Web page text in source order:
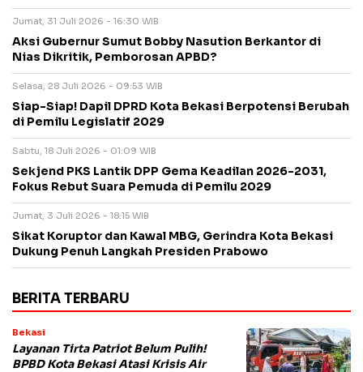
Jumat, 31 Juli 2026 - 16:30 WIB
Aksi Gubernur Sumut Bobby Nasution Berkantor di
Nias Dikritik, Pemborosan APBD?
Selasa, 28 Juli 2026 - 09:53 WIB
Siap-Siap! Dapil DPRD Kota Bekasi Berpotensi Berubah
di Pemilu Legislatif 2029
Sabtu, 18 Juli 2026 - 01:09 WIB
Sekjend PKS Lantik DPP Gema Keadilan 2026-2031,
Fokus Rebut Suara Pemuda di Pemilu 2029
Jumat, 3 Juli 2026 - 18:15 WIB
Sikat Koruptor dan Kawal MBG, Gerindra Kota Bekasi
Dukung Penuh Langkah Presiden Prabowo
BERITA TERBARU
Bekasi
Layanan Tirta Patriot Belum Pulih!
BPBD Kota Bekasi Atasi Krisis Air